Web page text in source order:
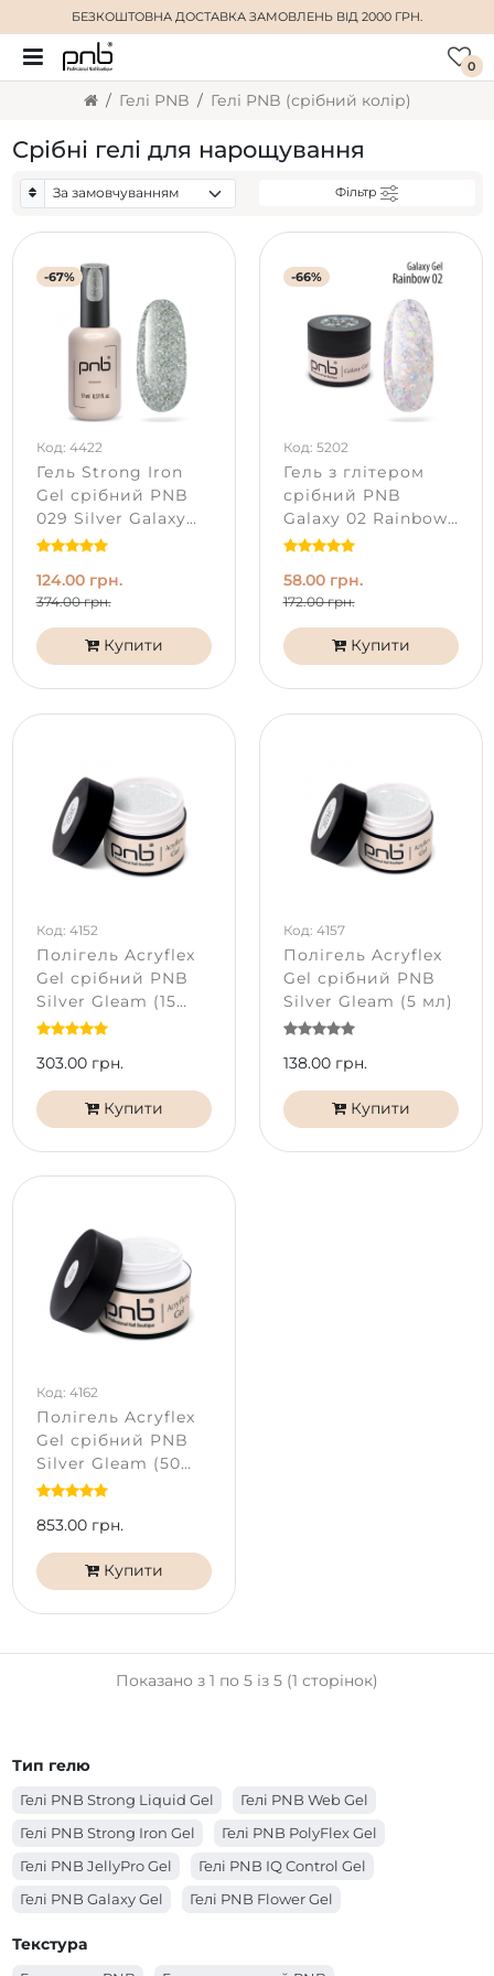
БЕЗКОШТОВНА ДОСТАВКА ЗАМОВЛЕНЬ ВІД 2000 ГРН.
0
Гелі PNB Гелі PNB (срібний колір)
Срібні гелі для нарощування
Фільтр
-67%
Код: 4422
Гель Strong Iron
Gel срібний PNB
029 Silver Galaxy
(17 мл)
124.00 грн.
374.00 грн.
Купити
-66%
Код: 5202
Гель з глітером
срібний PNB
Galaxy 02 Rainbow
(5 мл)
58.00 грн.
172.00 грн.
Купити
Код: 4152
Полігель Acryflex
Gel срібний PNB
Silver Gleam (15
мл)
303.00 грн.
Купити
Код: 4157
Полігель Acryflex
Gel срібний PNB
Silver Gleam (5 мл)
138.00 грн.
Купити
Код: 4162
Полігель Acryflex
Gel срібний PNB
Silver Gleam (50
мл)
853.00 грн.
Купити
Показано з 1 по 5 із 5 (1 сторінок)
Тип гелю
Гелі PNB Strong Liquid Gel
Гелі PNB Web Gel
Гелі PNB Strong Iron Gel
Гелі PNB PolyFlex Gel
Гелі PNB JellyPro Gel
Гелі PNB IQ Control Gel
Гелі PNB Galaxy Gel
Гелі PNB Flower Gel
Текстура